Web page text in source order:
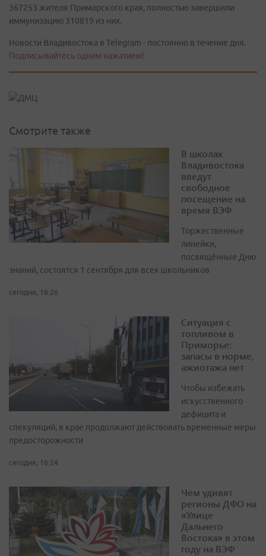
367253 жителя Приморского края, полностью завершили
иммунизацию 310819 из них.
Новости Владивостока в Telegram - постоянно в течение дня.
Подписывайтесь одним нажатием!
Смотрите также
В школах
Владивостока
введут
свободное
посещение на
время ВЭФ
Торжественные
линейки,
посвящённые Дню
знаний, состоятся 1 сентября для всех школьников
сегодня, 18:26
Ситуация с
топливом в
Приморье:
запасы в норме,
ажиотажа нет
Чтобы избежать
искусственного
дефицита и
спекуляций, в крае продолжают действовать временные меры
предосторожности
сегодня, 16:24
Чем удивят
регионы ДФО на
«Улице
Дальнего
Востока» в этом
году на ВЭФ